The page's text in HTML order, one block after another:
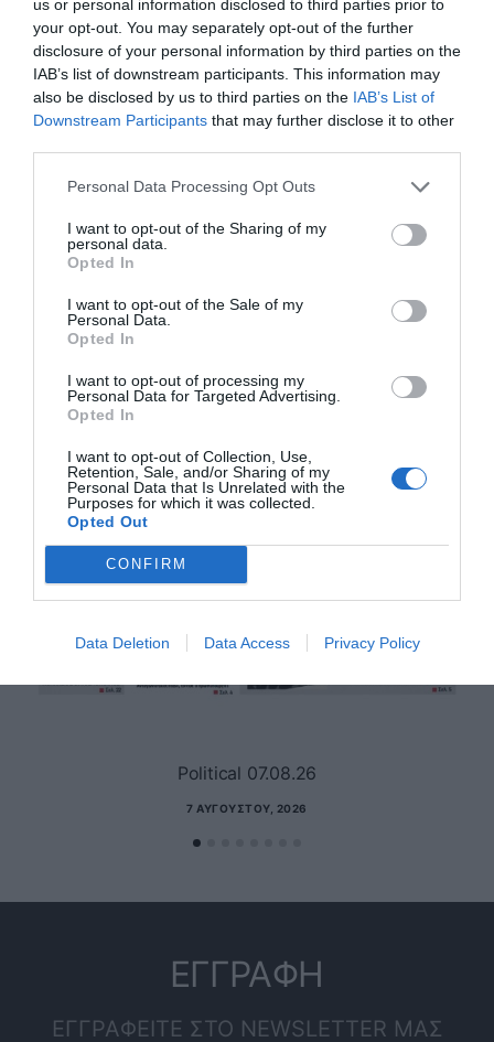
us or personal information disclosed to third parties prior to
your opt-out. You may separately opt-out of the further
disclosure of your personal information by third parties on the
IAB’s list of downstream participants. This information may
also be disclosed by us to third parties on the IAB’s List of
Downstream Participants that may further disclose it to other
Personal Data Processing Opt Outs
I want to opt-out of the Sharing of my
personal data.
Opted In
I want to opt-out of the Sale of my
Personal Data.
Opted In
I want to opt-out of processing my
Personal Data for Targeted Advertising.
Opted In
I want to opt-out of Collection, Use,
Retention, Sale, and/or Sharing of my
Personal Data that Is Unrelated with the
Purposes for which it was collected.
Opted Out
CONFIRM
Data Deletion Data Access Privacy Policy
ΔΕΊΤΕ ΕΠΊΣΗΣ...
Political 07.08.26
7 ΑΥΓΟΎΣΤΟΥ, 2026
ΕΓΓΡΑΦΗ
ΕΓΓΡΑΦΕΙΤΕ ΣΤΟ NEWSLETTER ΜΑΣ